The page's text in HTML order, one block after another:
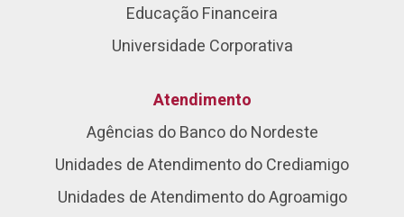
Educação Financeira
Universidade Corporativa
Atendimento
Agências do Banco do Nordeste
Unidades de Atendimento do Crediamigo
Unidades de Atendimento do Agroamigo